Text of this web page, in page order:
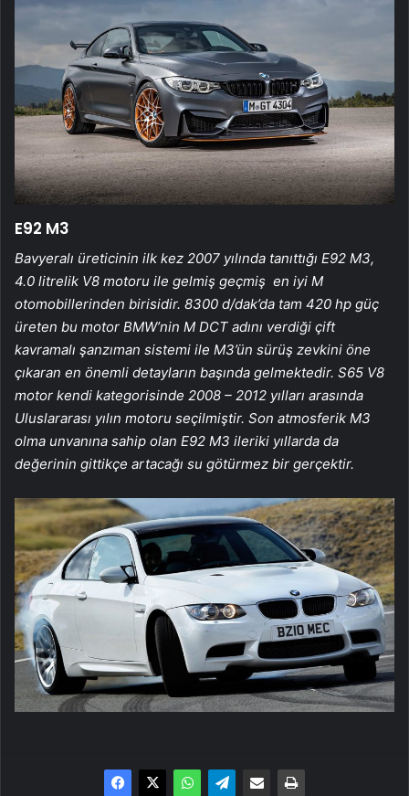
E92 M3
Bavyeralı üreticinin ilk kez 2007 yılında tanıttığı E92 M3,
4.0 litrelik V8 motoru ile gelmiş geçmiş en iyi M
otomobillerinden birisidir. 8300 d/dak’da tam 420 hp güç
üreten bu motor BMW’nin M DCT adını verdiği çift
kavramalı şanzıman sistemi ile M3’ün sürüş zevkini öne
çıkaran en önemli detayların başında gelmektedir. S65 V8
motor kendi kategorisinde 2008 – 2012 yılları arasında
Uluslararası yılın motoru seçilmiştir. Son atmosferik M3
olma unvanına sahip olan E92 M3 ileriki yıllarda da
değerinin gittikçe artacağı su götürmez bir gerçektir.